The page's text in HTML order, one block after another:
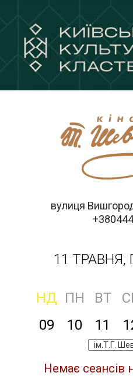
вулиця
11
НД ПН ВТ
09
10 11
Немає сеансів